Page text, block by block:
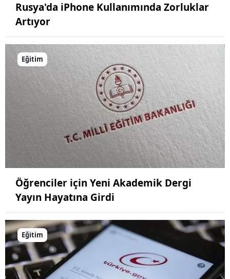
Rusya'da iPhone Kullanımında Zorluklar
Artıyor
Eğitim
Öğrenciler için Yeni Akademik Dergi
Yayın Hayatına Girdi
Eğitim